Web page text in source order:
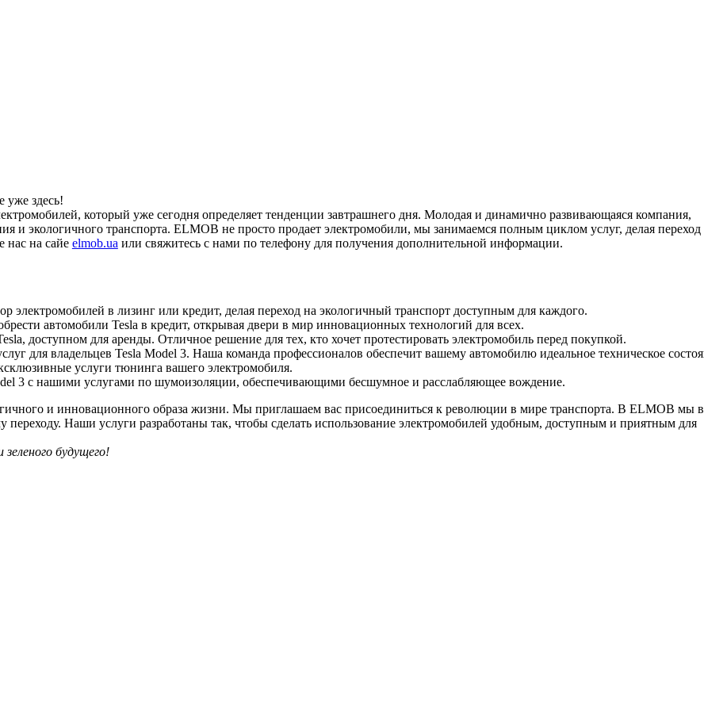
уже здесь!
который уже сегодня определяет тенденции завтрашнего дня. Молодая и динамично развивающаяся компания,
и экологичного транспорта. ELMOB не просто продает электромобили, мы занимаемся полным циклом услуг, делая переход
нас на сайе elmob.uaили свяжитесь с нами по телефону для получения дополнительной информации.
в лизинг или кредит, делая переход на экологичный транспорт доступным для каждого.
автомобили Tesla в кредит, открывая двери в мир инновационных технологий для всех.
доступном для аренды. Отличное решение для тех, кто хочет протестировать электромобиль перед покупкой.
для владельцев Tesla Model 3. Наша команда профессионалов обеспечит вашему автомобилю идеальное техническое
услуги тюнинга вашего электромобиля.
3 с нашими услугами по шумоизоляции, обеспечивающими бесшумное и расслабляющее вождение.
и инновационного образа жизни. Мы приглашаем вас присоединиться к революции в мире транспорта. В ELMOB мы
переходу. Наши услуги разработаны так, чтобы сделать использование электромобилей удобным, доступным и приятным для
будущего!